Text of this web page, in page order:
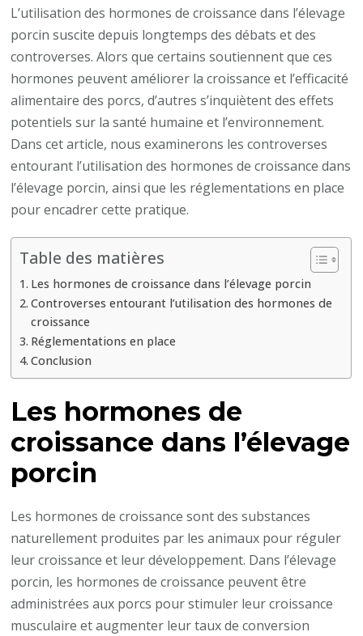
des
hormones
de
croissance
dans
l’élevage
porcin
:
controverses
et
L’utilisation des hormones de croissance dans l’élevage
porcin suscite depuis longtemps des débats et des
controverses. Alors que certains soutiennent que ces
hormones peuvent améliorer la croissance et l’efficacité
alimentaire des porcs, d’autres s’inquiètent des effets
potentiels sur la santé humaine et l’environnement.
Dans cet article, nous examinerons les controverses
entourant l’utilisation des hormones de croissance dans
l’élevage porcin, ainsi que les réglementations en place
pour encadrer cette pratique.
Table des matières
Les hormones de croissance dans l’élevage porcin
Controverses entourant l’utilisation des hormones de
croissance
Réglementations en place
Conclusion
Les hormones de
croissance dans l’élevage
porcin
Les hormones de croissance sont des substances
naturellement produites par les animaux pour réguler
leur croissance et leur développement. Dans l’élevage
porcin, les hormones de croissance peuvent être
administrées aux porcs pour stimuler leur croissance
musculaire et augmenter leur taux de conversion